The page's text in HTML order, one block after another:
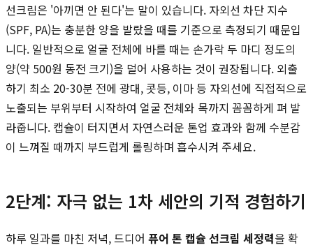
선크림은 '아끼면 안 된다'는 말이 있습니다. 자외선 차단 지수
(SPF, PA)는 충분한 양을 발랐을 때를 기준으로 측정되기 때문입
니다. 일반적으로 얼굴 전체에 바를 때는 손가락 두 마디 정도의
양(약 500원 동전 크기)을 덜어 사용하는 것이 권장됩니다. 외출
하기 최소 20-30분 전에 광대, 콧등, 이마 등 자외선에 직접적으로
노출되는 부위부터 시작하여 얼굴 전체와 목까지 꼼꼼하게 펴 발
라줍니다. 캡슐이 터지면서 자연스러운 톤업 효과와 함께 수분감
이 느껴질 때까지 부드럽게 롤링하며 흡수시켜 주세요.
2단계: 자극 없는 1차 세안의 기적 경험하기
하루 일과를 마친 저녁, 드디어 퓨어 톤 캡슐 선크림 세정력을 확